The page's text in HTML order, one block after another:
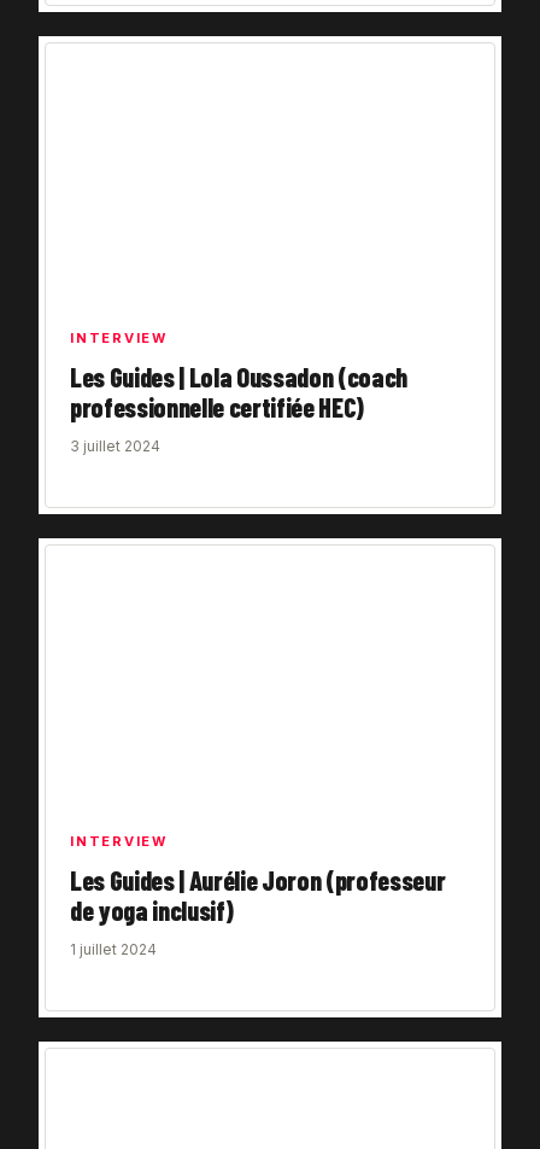
INTERVIEW
Les Guides | Lola Oussadon (coach
professionnelle certifiée HEC)
3 juillet 2024
INTERVIEW
Les Guides | Aurélie Joron (professeur
de yoga inclusif)
1 juillet 2024